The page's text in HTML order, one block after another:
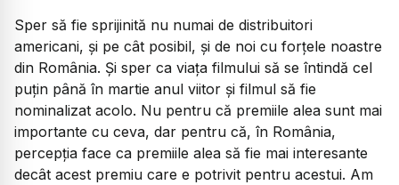
Sper să fie sprijinită nu numai de distribuitori
americani, și pe cât posibil, și de noi cu forțele noastre
din România. Și sper ca viața filmului să se întindă cel
puțin până în martie anul viitor și filmul să fie
nominalizat acolo. Nu pentru că premiile alea sunt mai
importante cu ceva, dar pentru că, în România,
percepția face ca premiile alea să fie mai interesante
decât acest premiu care e potrivit pentru acestui. Am